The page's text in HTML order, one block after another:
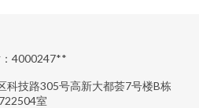
4000247**
科技路305号高新大都荟7号楼B栋
722504室